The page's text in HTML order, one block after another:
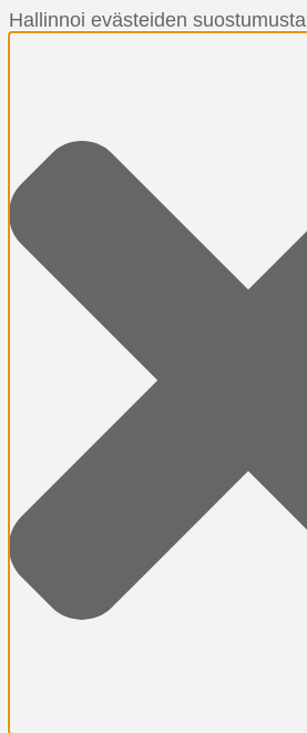
Hallinnoi evästeiden suostumusta